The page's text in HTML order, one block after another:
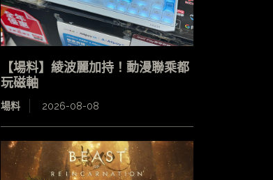
【場料】綾波麗加持！動漫聯乘都
玩磁軸
場料 2026-08-08